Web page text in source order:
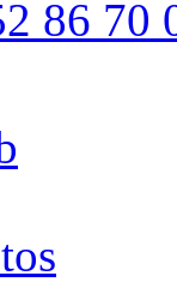
86 70